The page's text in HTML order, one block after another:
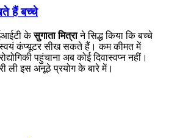
हैं बच्चे
केसुगाता मित्राने सिद्ध किया कि बच्चे
स्वयं कंप्यूटर सीख सकते हैं। कम कीमत में
पहुंचाना अब कोई दिवास्वप्न नहीं।
ली इस अनूठे प्रयोग के बारे में।